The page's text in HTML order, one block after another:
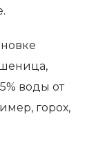
воды от
горох,